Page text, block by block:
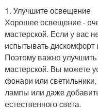
1. Улучшите освещение
Хорошее освещение -
мастерской. Если у вас
испытывать дискомфорт
Поэтому важно
мастерской. Вы можете
фонари или
лампы или даже
естественного света.